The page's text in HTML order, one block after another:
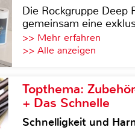
Die Rockgruppe Deep
gemeinsam eine
>> Mehr erfahren
>> Alle anzeigen
Topthema:
+ Das Schnelle
Schnelligkeit und